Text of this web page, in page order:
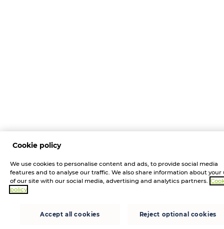
Cookie policy
We use cookies to personalise content and ads, to provide social media
features and to analyse our traffic. We also share information about your
of our site with our social media, advertising and analytics partners.
policy
Accept all cookies Reject optional cookies